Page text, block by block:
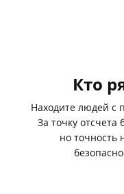
Кто
Находите людей с
За точку
но точность